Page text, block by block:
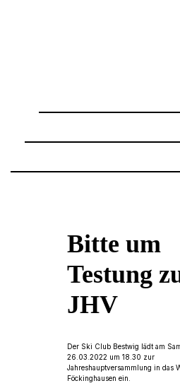
Bitte um
Testung
JHV
Der Ski Club Bestwig lädt am
26.03.2022 um 18.30 zur
Jahreshauptversammlung in das
Föckinghausen ein.